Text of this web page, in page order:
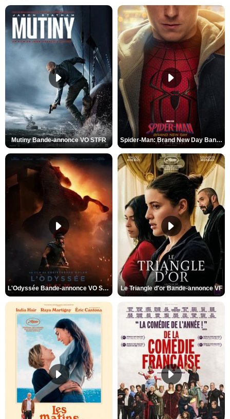
Mutiny Bande-annonce VO STFR Spider-Man: Brand New Day Bande-annonce VO STFR
L'Odyssée Bande-annonce VO STFR Le Triangle d'or Bande-annonce VF